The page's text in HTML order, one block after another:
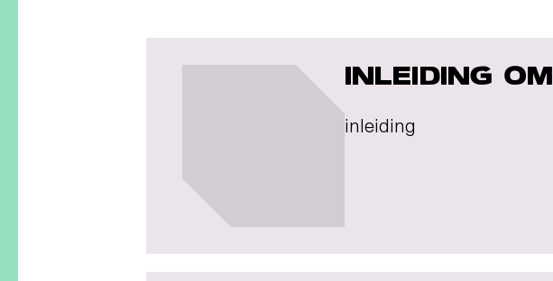
INLEIDING OM
inleiding